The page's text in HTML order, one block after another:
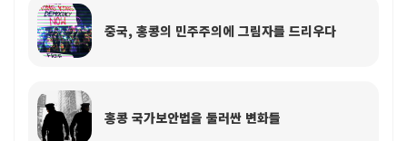
중국, 홍콩의 민주주의에 그림자를 드리우다
홍콩 국가보안법을 둘러싼 변화들